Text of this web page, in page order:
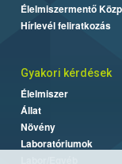
Élelmiszermentő
Hírlevél feliratkozás
Gyakori kérdések
Élelmiszer
Állat
Növény
Laboratóriumok